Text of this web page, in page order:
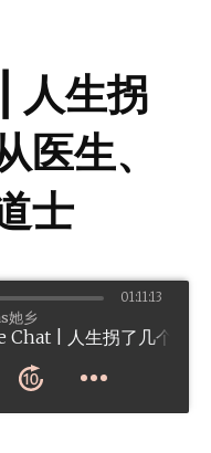
人生拐
医生、
士
她乡
01:11:13